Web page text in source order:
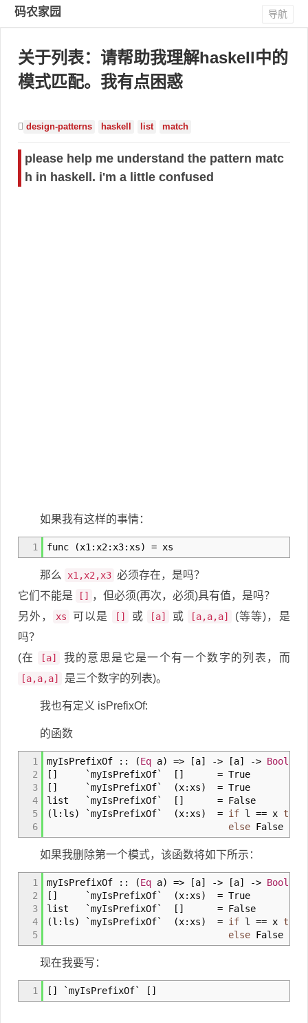
码农家园 导航
关于列表：请帮助我理解haskell中的
模式匹配。我有点困惑
design-patterns haskell list match
please help me understand the pattern matc
h in haskell. i'm a little confused
如果我有这样的事情：
1 func (x1 : x2: x3: xs) = xs
那么 x1,x2,x3 必须存在，是吗？
它们不能是
[]
，但必须(再次，必须)具有值，是吗？
另外，
xs 可以是 [] 或 [a] 或 [a,a,a]
(等等)，是
吗？
(在
[a] 我的意思是它是一个有一个数字的列表，而
[a,a,a] 是三个数字的列表)。
我也有定义 isPrefixOf:
的函数
1
2
3
4
5
6
myIsPrefixOf :: (Eq a) => [a] -> [a] -> Bool
[ ] `myIsPrefixOf` [ ] = True
[ ] `myIsPrefixOf` (x: xs) = True
list `myIsPrefixOf`
[ ] = False
(l : ls) `myIsPrefixOf` (x: xs) = if l == x then
else False
如果我删除第一个模式，该函数将如下所示：
1
2
3
4
5
myIsPrefixOf :: (Eq a) => [a] -> [a] -> Bool
[ ] `myIsPrefixOf` (x: xs) = True
list `myIsPrefixOf`
[ ] = False
(l : ls) `myIsPrefixOf` (x: xs) = if l == x then
else False
现在我要写：
1 [ ] `myIsPrefixOf` [ ]